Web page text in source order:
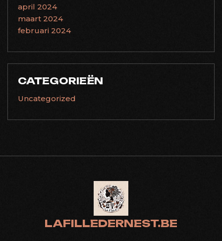
april 2024
maart 2024
februari 2024
CATEGORIEËN
Uncategorized
LAFILLEDERNEST.BE